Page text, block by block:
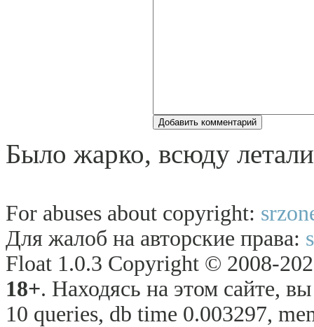
Было жарко, всюду
For abuses about copyright:
Для жалоб на авторские права:
Float 1.0.3 Copyright © 2008-
18+. Находясь на этом сайте,
10 queries, db time 0.003297,